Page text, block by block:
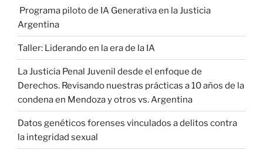
Programa piloto de IA Generativa en la Justicia
Argentina
Taller: Liderando en la era de la IA
La Justicia Penal Juvenil desde el enfoque de
Derechos. Revisando nuestras prácticas a 10 años de la
condena en Mendoza y otros vs. Argentina
Datos genéticos forenses vinculados a delitos contra
la integridad sexual